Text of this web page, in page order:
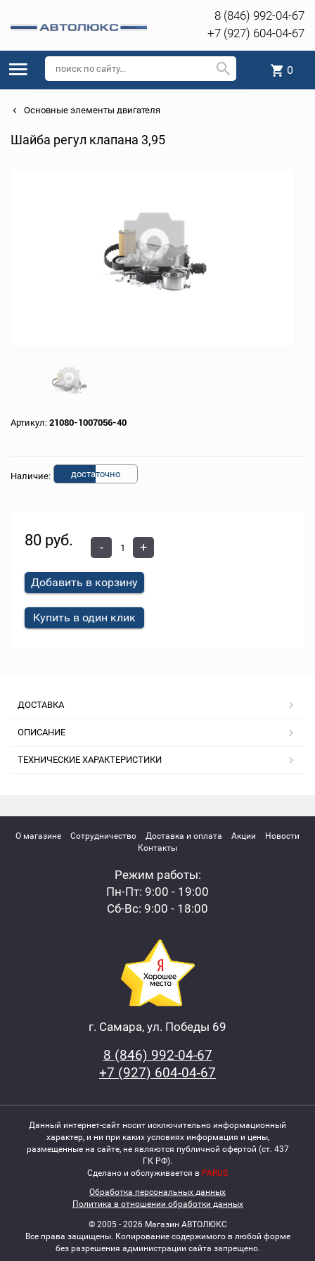
8 (846) 992-04-67
+7 (927) 604-04-67
0
Основные элементы двигателя
Шайба регул клапана 3,95
Артикул: 21080-1007056-40
Наличие: достаточно
80 руб. - +
Добавить в корзину
Купить в один клик
ДОСТАВКА
ОПИСАНИЕ
ТЕХНИЧЕСКИЕ ХАРАКТЕРИСТИКИ
О магазине Сотрудничество Доставка и оплата Акции
Новости
Контакты
Режим работы:
Пн-Пт: 9:00 - 19:00
Сб-Вс: 9:00 - 18:00
г. Самара, ул. Победы 69
8 (846) 992-04-67
+7 (927) 604-04-67
Данный интернет-сайт носит исключительно информационный
характер, и ни при каких условиях информация и цены,
размещенные на сайте, не являются публичной офертой (ст. 437
ГК РФ).
Сделано и обслуживается в PARUS
Обработка персональных данных
Политика в отношении обработки данных
© 2005 - 2026 Магазин АВТОЛЮКС
Все права защищены. Копирование содержимого в любой форме
без разрешения администрации сайта запрещено.